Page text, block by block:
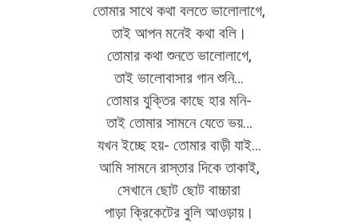
তোমার সাথে কথা বলতে ভালোলাগে,
তাই আপন মনেই কথা বলি।
তোমার কথা শুনতে ভালোলাগে,
তাই ভালোবাসার গান শুনি…
তোমার যুক্তির কাছে হার মনি-
তাই তোমার সামনে যেতে ভয়…
যখন ইচ্ছে হয়- তোমার বাড়ী যাই…
আমি সামনে রাস্তার দিকে তাকাই,
সেখানে ছোট ছোট বাচ্চারা
পাড়া ক্রিকেটের বুলি আওড়ায়।